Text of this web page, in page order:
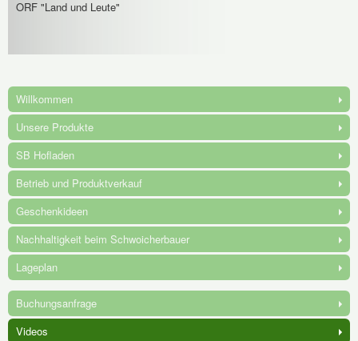
ORF "Land und Leute"
Willkommen
Unsere Produkte
SB Hofladen
Betrieb und Produktverkauf
Geschenkideen
Nachhaltigkeit beim Schwoicherbauer
Lageplan
Buchungsanfrage
Videos